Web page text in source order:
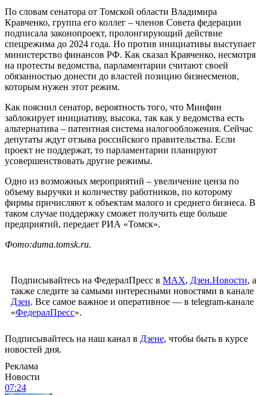
По словам сенатора от Томской области Владимира
Кравченко, группа его коллег – членов Совета федерации
подписала законопроект, пролонгирующий действие
спецрежима до 2024 года. Но против инициативы выступает
министерство финансов РФ. Как сказал Кравченко, несмотря
на протесты ведомства, парламентарии считают своей
обязанностью донести до властей позицию бизнесменов,
которым нужен этот режим.
Как пояснил сенатор, вероятность того, что Минфин
заблокирует инициативу, высока, так как у ведомства есть
альтернатива – патентная система налогообложения. Сейчас
депутаты ждут отзыва российского правительства. Если
проект не поддержат, то парламентарии планируют
усовершенствовать другие режимы.
Одно из возможных мероприятий – увеличение ценза по
объему выручки и количеству работников, по которому
фирмы причисляют к объектам малого и среднего бизнеса. В
таком случае поддержку сможет получить еще больше
предприятий, передает РИА «Томск».
Фото:duma.tomsk.ru.
Подписывайтесь на ФедералПресс в МАХ, Дзен.Новости, а
также следите за самыми интересными новостями в канале
Дзен. Все самое важное и оперативное — в telegram-канале
«ФедералПресс».
Подписывайтесь на наш канал в Дзене, чтобы быть в курсе
новостей дня.
Реклама
Новости
07:24